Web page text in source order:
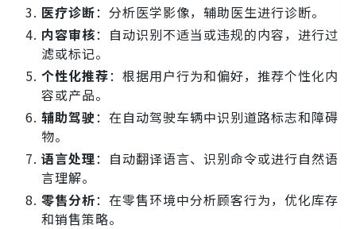
医疗诊断：分析医学影像，辅助医生进行诊断。
内容审核：自动识别不适当或违规的内容，进行过
滤或标记。
个性化推荐：根据用户行为和偏好，推荐个性化内
容或产品。
辅助驾驶：在自动驾驶车辆中识别道路标志和障碍
物。
语言处理：自动翻译语言、识别命令或进行自然语
言理解。
零售分析：在零售环境中分析顾客行为，优化库存
和销售策略。